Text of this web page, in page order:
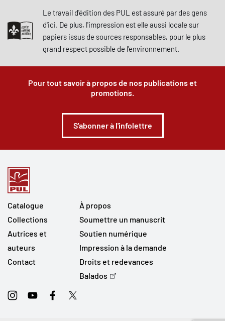
Le travail d'édition des PUL est assuré par des gens
d'ici. De plus, l'impression est elle aussi locale sur
papiers issus de sources responsables, pour le plus
grand respect possible de l'environnement.
Pour tout savoir à propos de nos publications et
promotions.
S'abonner à l'infolettre
Catalogue
Collections
Autrices et
auteurs
Contact
À propos
Soumettre un manuscrit
Soutien numérique
Impression à la demande
Droits et redevances
Balados
InstagramYoutubeFacebookTwitter